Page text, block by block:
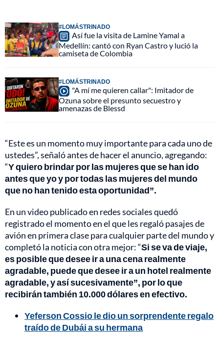
#LOMÁSTRINADO
Así fue la visita de Lamine Yamal a
Medellín: cantó con Ryan Castro y lució la
camiseta de Colombia
#LOMÁSTRINADO
"A mí me quieren callar": Imitador de
Ozuna sobre el presunto secuestro y
amenazas de Blessd
“Este es un momento muy importante para cada uno de
ustedes”, señaló antes de hacer el anuncio, agregando:
“Y quiero brindar por las mujeres que se han ido
antes que yo y por todas las mujeres del mundo
que no han tenido esta oportunidad”.
En un video publicado en redes sociales quedó
registrado el momento en el que les regaló pasajes de
avión en primera clase para cualquier parte del mundo y
completó la noticia con otra mejor: “Si se va de viaje,
es posible que desee ir a una cena realmente
agradable, puede que desee ir a un hotel realmente
agradable, y así sucesivamente”, por lo que
recibirán también 10.000 dólares en efectivo.
Yeferson Cossio le dio un sorprendente regalo
traído de Dubái a su hermana